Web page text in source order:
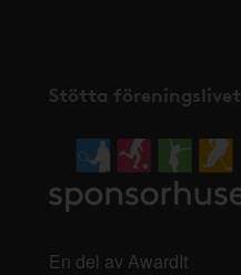
Stötta föreningslivet
En del av AwardIt